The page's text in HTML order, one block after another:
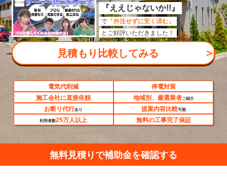
『ええじゃないか!!』
で 「外注せずに安く済む」
とご好評いただきました！
見積もり比較してみる ＞
電気代削減
停電対策
施工会社に直接依頼
地域別、厳選業者ご紹介
お断り代行あり 提案内容比較可能
利用者数25万人以上 無料の工事完了保証
無料見積りで補助金を確認する